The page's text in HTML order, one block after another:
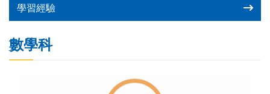
學習經驗
數學科